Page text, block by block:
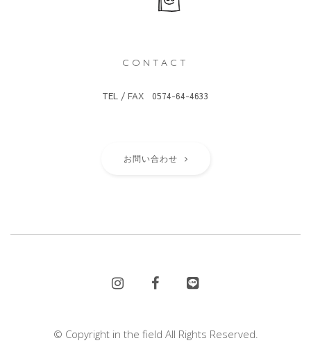
CONTACT
TEL / FAX 0574-64-4633
お問い合わせ
© Copyright in the field All Rights Reserved.